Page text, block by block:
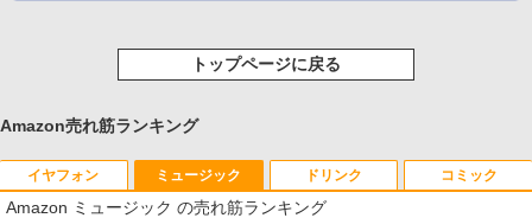
トップページに戻る
Amazon売れ筋ランキング
イヤフォン ミュージック
Amazon ミュージック の売れ筋ランキング
ドリンク コミック